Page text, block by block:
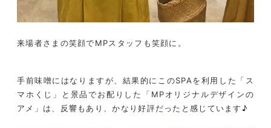
来場者さまの笑顔でMPスタッフも笑顔に。
手前味噌にはなりますが、結果的にこのSPAを利用した「ス
マホくじ」と景品でお配りした「MPオリジナルデザインの
アメ」は、反響もあり、かなり好評だったと感じています♪